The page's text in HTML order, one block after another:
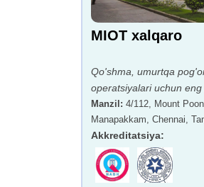
MIOT xalqaro
Qo'shma, umurtqa
operatsiyalari uchun
Manzil : 4/112, Mount
Manapakkam, Chennai,
Akkreditatsiya: